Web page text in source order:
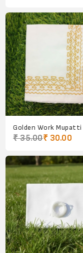
Golden Work Mupatti
₹ 35.00₹ 30.00